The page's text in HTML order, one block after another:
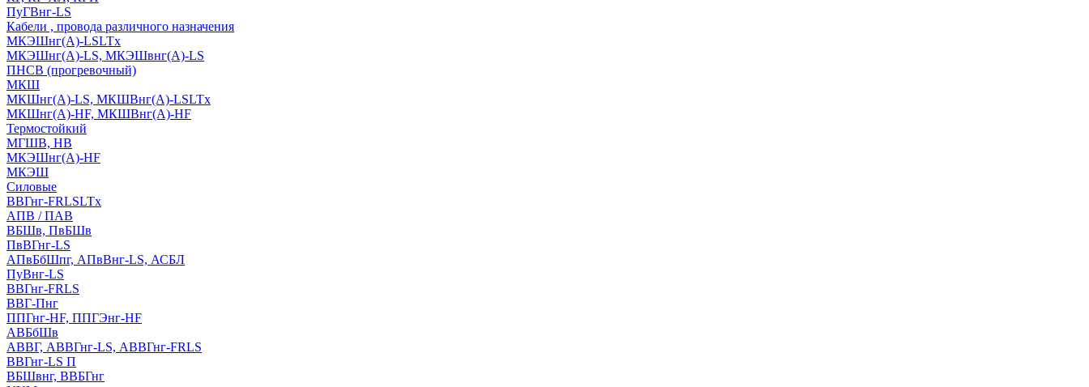
ПуГВнг-LS
Кабели , провода различного назначения
МКЭШнг(А)-LSLTx
МКЭШнг(А)-LS, МКЭШвнг(А)-LS
ПНСВ (прогревочный)
МКШ
МКШнг(А)-LS, МКШВнг(А)-LSLTx
МКШнг(А)-HF, МКШВнг(А)-HF
Термостойкий
МГШВ, НВ
МКЭШнг(А)-HF
МКЭШ
Силовые
ВВГнг-FRLSLTx
АПВ / ПАВ
ВБШв, ПвБШв
ПвВГнг-LS
АПвБбШпг, АПвВнг-LS, АСБЛ
ПуВнг-LS
ВВГнг-FRLS
ВВГ-Пнг
ППГнг-HF, ППГЭнг-HF
АВБбШв
АВВГ, АВВГнг-LS, АВВГнг-FRLS
ВВГнг-LS П
ВБШвнг, ВВБГнг